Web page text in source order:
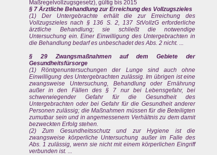
Maßregelvollzugsgesetz), gültig bis 2015
§ 7 Ärztliche Behandlung zur Erreichung des Vollzugszieles
(1) Der Untergebrachte erhält die zur Erreichung des
Vollzugszieles nach § 136 S. 2, 137 StVollzG erforderliche
ärztliche Behandlung; sie schließt die notwendige
Untersuchung ein. Einer Einwilligung des Untergebrachten in
die Behandlung bedarf es unbeschadet des Abs. 2 nicht. ...
§ 29 Zwangsmaßnahmen auf dem Gebiete der
Gesundheitsfürsorge
(1) Röntgenuntersuchungen der Lunge sind auch ohne
Einwilligung des Untergebrachten zulässig. Im übrigen ist eine
zwangsweise Untersuchung, Behandlung oder Ernährung
außer in den Fällen des § 7 nur bei Lebensgefahr, bei
schwerwiegender Gefahr für die Gesundheit des
Untergebrachten oder bei Gefahr für die Gesundheit anderer
Personen zulässig; die Maßnahmen müssen für die Beteiligten
zumutbar sein und in angemessenem Verhältnis zu dem damit
bezweckten Erfolg stehen.
(2) Zum Gesundheitsschutz und zur Hygiene ist die
zwangsweise körperliche Untersuchung außer im Falle des
Abs. 1 zulässig, wenn sie nicht mit einem körperlichen Eingriff
verbunden ist. ...